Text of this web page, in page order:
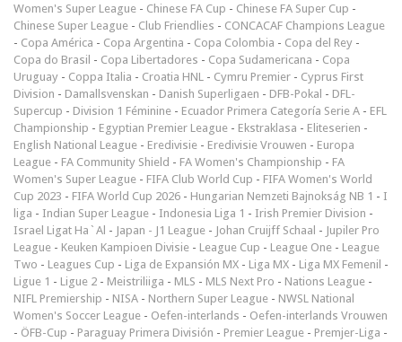
Women's Super League - Chinese FA Cup - Chinese FA Super Cup -
Chinese Super League - Club Friendlies - CONCACAF Champions League
- Copa América - Copa Argentina - Copa Colombia - Copa del Rey -
Copa do Brasil - Copa Libertadores - Copa Sudamericana - Copa
Uruguay - Coppa Italia - Croatia HNL - Cymru Premier - Cyprus First
Division - Damallsvenskan - Danish Superligaen - DFB-Pokal - DFL-
Supercup - Division 1 Féminine - Ecuador Primera Categoría Serie A - EFL
Championship - Egyptian Premier League - Ekstraklasa - Eliteserien -
English National League - Eredivisie - Eredivisie Vrouwen - Europa
League - FA Community Shield - FA Women's Championship - FA
Women's Super League - FIFA Club World Cup - FIFA Women's World
Cup 2023 - FIFA World Cup 2026 - Hungarian Nemzeti Bajnokság NB 1 - I
liga - Indian Super League - Indonesia Liga 1 - Irish Premier Division -
Israel Ligat Ha`Al - Japan - J1 League - Johan Cruijff Schaal - Jupiler Pro
League - Keuken Kampioen Divisie - League Cup - League One - League
Two - Leagues Cup - Liga de Expansión MX - Liga MX - Liga MX Femenil -
Ligue 1 - Ligue 2 - Meistriliiga - MLS - MLS Next Pro - Nations League -
NIFL Premiership - NISA - Northern Super League - NWSL National
Women's Soccer League - Oefen-interlands - Oefen-interlands Vrouwen
- ÖFB-Cup - Paraguay Primera División - Premier League - Premjer-Liga -